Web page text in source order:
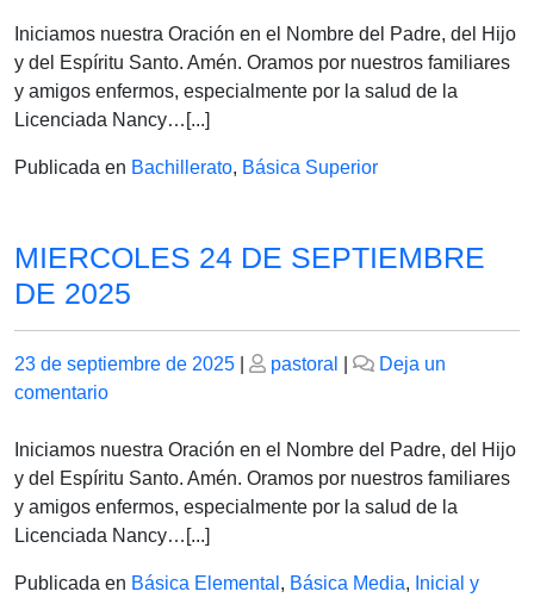
24
DE
SEPTIEMBRE
DE
Iniciamos nuestra Oración en el Nombre del Padre, del Hijo
y del Espíritu Santo. Amén. Oramos por nuestros familiares
y amigos enfermos, especialmente por la salud de la
Licenciada Nancy…[...]
Publicada en Bachillerato, Básica Superior
MIERCOLES 24 DE SEPTIEMBRE
DE 2025
Publicado
el
23 de septiembre de 2025
Publicado
pastoral
Deja un
comentarioen
24
DE
SEPTIEMBRE
DE
Iniciamos nuestra Oración en el Nombre del Padre, del Hijo
y del Espíritu Santo. Amén. Oramos por nuestros familiares
y amigos enfermos, especialmente por la salud de la
Licenciada Nancy…[...]
Publicada en Básica Elemental , Básica Media, Inicial y